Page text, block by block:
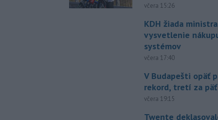
včera 15:26
KDH žiada
vysvetlenie
systémov
včera 17:40
V Budapešti opäť
rekord, tretí za
včera 19:15
Twente